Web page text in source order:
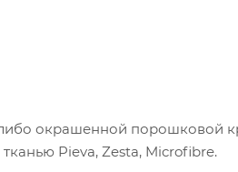
окрашенной порошковой
Pieva, Zesta, Microfibre.